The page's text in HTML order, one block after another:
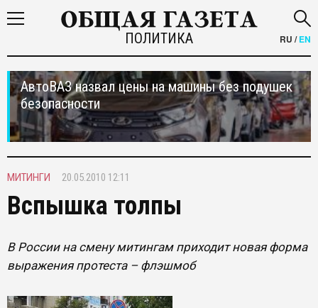
ПОЛИТИКА RU /EN
АвтоВАЗ назвал цены на машины без подушек
безопасности
МИТИНГИ 20.05.2010 12:11
Вспышка толпы
В России на смену митингам приходит новая форма
выражения протеста – флэшмоб